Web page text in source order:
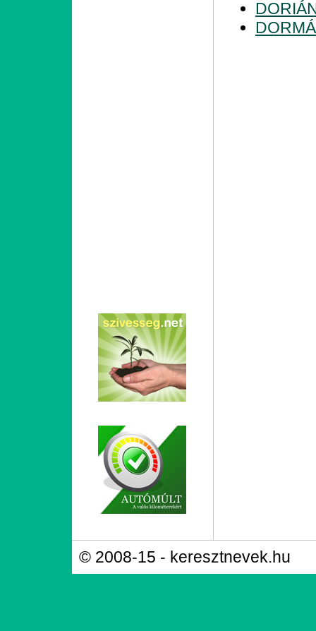
© 2008-15 - keresztnevek.hu